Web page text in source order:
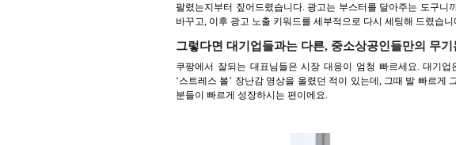
팔렸는지부터 짚어드렸습니다. 광고는 부스터를 달아주는 도구
바꾸고, 이후 광고 노출 키워드를 세부적으로 다시 세팅해 드렸습
그렇다면 대기업들과는 다른, 중소상공인들만의 무
쿠팡에서 잘되는 대표님들은 시장 대응이 엄청 빠르세요. 대기
‘스트레스 볼’ 장난감 영상을 올렸던 적이 있는데, 그때 발 빠르
분들이 빠르게 성장하시는 편이에요.